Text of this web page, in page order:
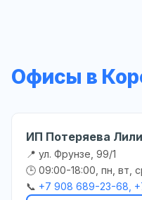
Офисы в
ИП Потеряева
📍 ул. Фрунзе, 99/1
🕒 09:00-18:00, пн, вт,
📞 +7 908 689-23-68,